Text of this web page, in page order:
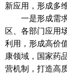
新应用，形成多
一是形成需求
区、各部门应用
利用，形成高价
康领域，国家药
营机制，打造高